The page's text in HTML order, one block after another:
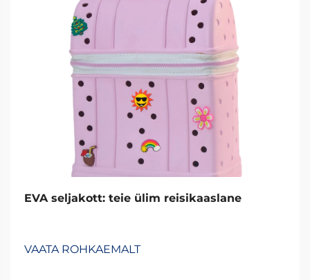
EVA seljakott: teie ülim reisikaaslane
VAATA ROHKAEMALT